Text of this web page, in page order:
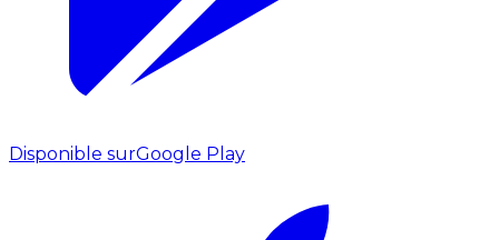
Disponible surGoogle Play